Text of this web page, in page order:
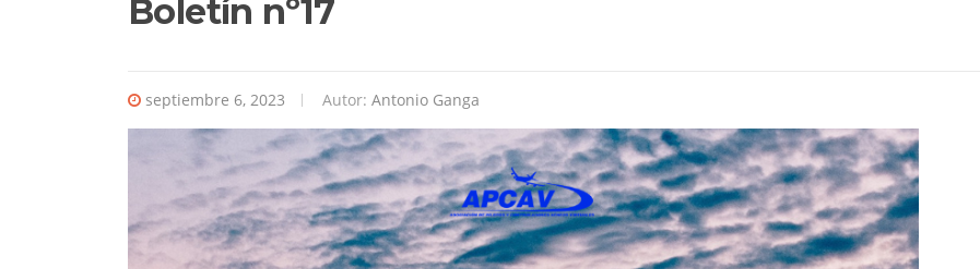
Boletín nº17
septiembre 6, 2023 Autor: Antonio Ganga